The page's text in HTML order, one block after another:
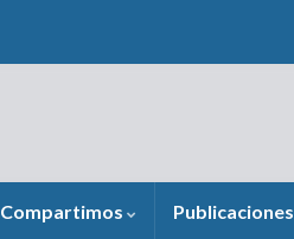
Compartimos Publicaciones